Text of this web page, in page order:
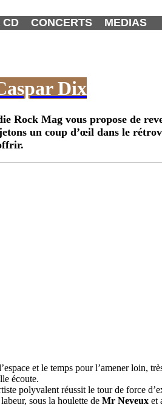
CD CONCERTS MEDIAS
Dix
Rock Mag vous propose de
un coup d’œil dans le
et le temps pour l’amener loin,
écoute.
polyvalent réussit le tour de force
sous la houlette de Mr Neveux et